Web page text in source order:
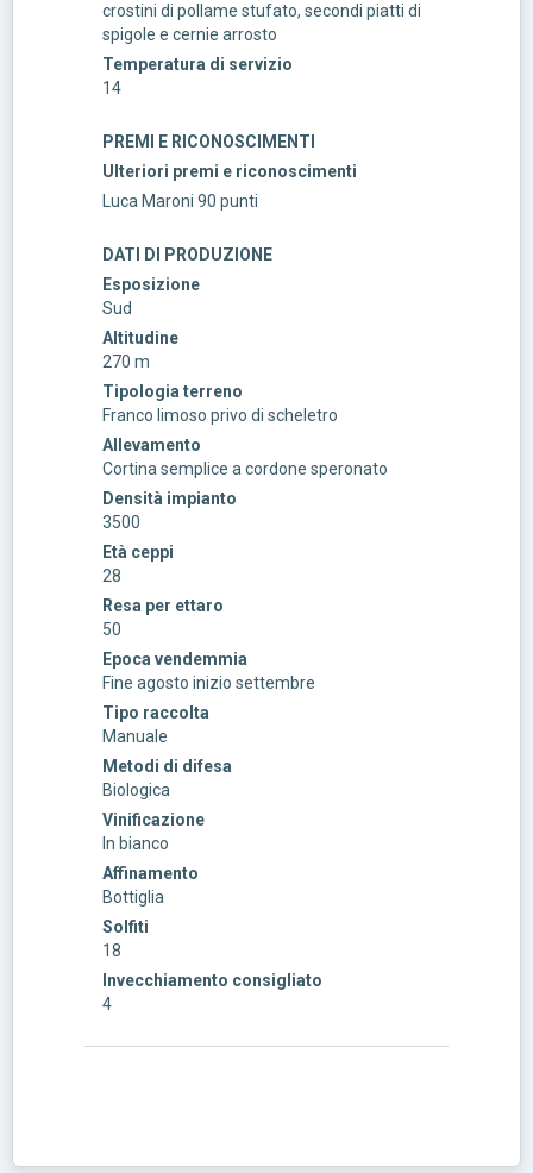
crostini di pollame stufato, secondi piatti di
spigole e cernie arrosto
Temperatura di servizio
14
PREMI E RICONOSCIMENTI
Ulteriori premi e riconoscimenti
Luca Maroni 90 punti
DATI DI PRODUZIONE
Esposizione
Sud
Altitudine
270 m
Tipologia terreno
Franco limoso privo di scheletro
Allevamento
Cortina semplice a cordone speronato
Densità impianto
3500
Età ceppi
28
Resa per ettaro
50
Epoca vendemmia
Fine agosto inizio settembre
Tipo raccolta
Manuale
Metodi di difesa
Biologica
Vinificazione
In bianco
Affinamento
Bottiglia
Solfiti
18
Invecchiamento consigliato
4